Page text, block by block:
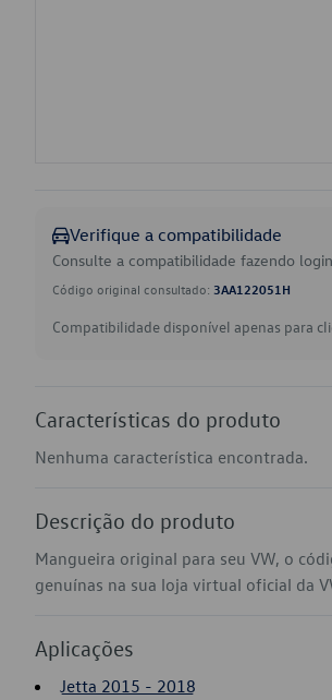
Verifique a compatibilidade
Consulte a compatibilidade fazendo
Código original consultado: 3AA122051H
Compatibilidade disponível apenas para
Características do produto
Nenhuma característica encontrada.
Descrição do produto
Mangueira original para seu VW, o
genuínas na sua loja virtual oficial da
Aplicações
Jetta 2015 - 2018